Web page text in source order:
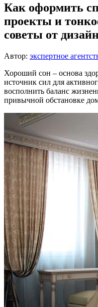
Как оформить
проекты и
советы от
Автор: экспертное
Хороший сон – основа
источник сил для
восполнить баланс
привычной обстановке